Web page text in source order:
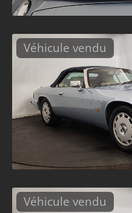
Véhicule vendu
Véhicule vendu